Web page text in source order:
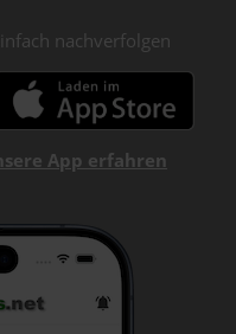
nachverfolgen
App erfahren